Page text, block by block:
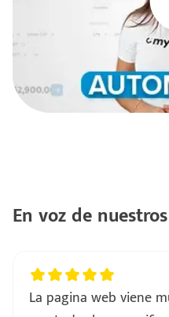
En voz de
La pagina web viene